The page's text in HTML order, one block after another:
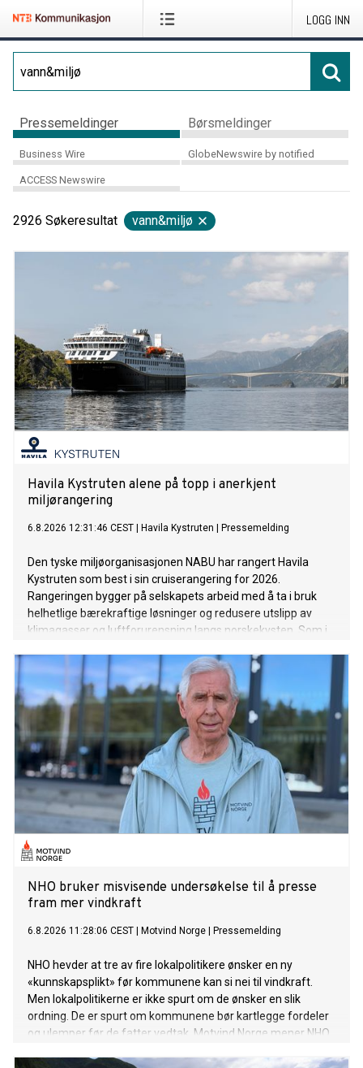
LOGG INN
Pressemeldinger Børsmeldinger
Business Wire GlobeNewswire by notified
ACCESS Newswire
2926 Søkeresultat vann&miljø
Havila Kystruten alene på topp i anerkjent
miljørangering
6.8.2026 12:31:46 CEST Havila Kystruten Pressemelding
Den tyske miljøorganisasjonen NABU har rangert Havila
Kystruten som best i sin cruiserangering for 2026.
Rangeringen bygger på selskapets arbeid med å ta i bruk
helhetlige bærekraftige løsninger og redusere utslipp av
klimagasser og luftforurensning langs norskekysten. Som i
cruiseindustrien.
NHO bruker misvisende undersøkelse til å presse
fram mer vindkraft
6.8.2026 11:28:06 CEST Motvind Norge Pressemelding
NHO hevder at tre av fire lokalpolitikere ønsker en ny
«kunnskapsplikt» før kommunene kan si nei til vindkraft.
Men lokalpolitikerne er ikke spurt om de ønsker en slik
ordning. De er spurt om kommunene bør kartlegge fordeler
og ulemper før de fatter vedtak. Motvind Norge mener NHO